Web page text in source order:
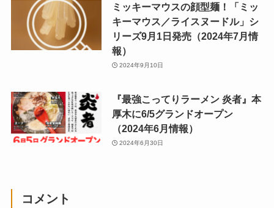
ミッキーマウスの顔型麺！「ミッ
キーマウス／ライスヌードル」シ
リーズ9月1日発売（2024年7月情
報）
2024年9月10日
『最強こってりラーメン 炎者』本
厚木に6/5グランドオープン
（2024年6月情報）
2024年6月30日
コメント